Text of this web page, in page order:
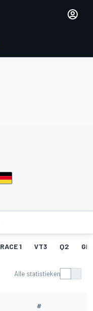
RACE 1 VT3 Q2
Alle statistieken
#